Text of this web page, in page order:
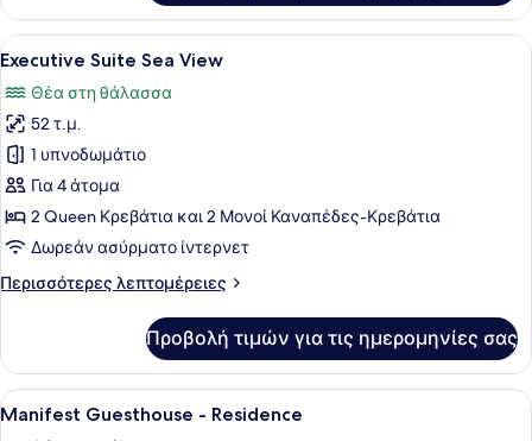
Suite
Sea
View
Προβολή
όλων
των
φωτογραφιών
για
Executive
Suite
Sea
Ένα δωμάτιο με τοίχους από
8
Executive Suite Sea View
Θέα στη θάλασσα
52 τ.μ.
1 υπνοδωμάτιο
Για 4 άτομα
2 Queen Κρεβάτια και 2 Μονοί Καναπέδες-Κρεβάτια
Δωρεάν ασύρματο ίντερνετ
Περισσότερες λεπτομέρειες
Περισσότερες
Suite
Sea
View
Προβολή τιμών για τις ημερομηνίες σας
Προβολή
όλων
Ένα άνετο σαλόνι με έναν
14
Manifest Guesthouse - Residence